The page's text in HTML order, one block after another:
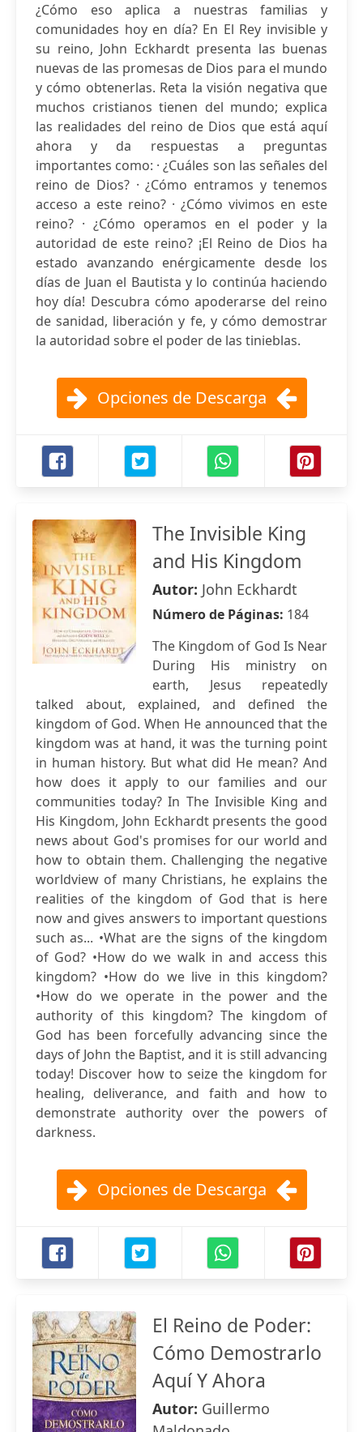
¿Cómo eso aplica a nuestras familias y
comunidades hoy en día? En El Rey invisible y
su reino, John Eckhardt presenta las buenas
nuevas de las promesas de Dios para el mundo
y cómo obtenerlas. Reta la visión negativa que
muchos cristianos tienen del mundo; explica
las realidades del reino de Dios que está aquí
ahora y da respuestas a preguntas
importantes como: · ¿Cuáles son las señales del
reino de Dios? · ¿Cómo entramos y tenemos
acceso a este reino? · ¿Cómo vivimos en este
reino? · ¿Cómo operamos en el poder y la
autoridad de este reino? ¡El Reino de Dios ha
estado avanzando enérgicamente desde los
días de Juan el Bautista y lo continúa haciendo
hoy día! Descubra cómo apoderarse del reino
de sanidad, liberación y fe, y cómo demostrar
la autoridad sobre el poder de las tinieblas.
Opciones de Descarga
The Invisible King
and His Kingdom
Autor: John Eckhardt
Número de Páginas: 184
The Kingdom of God Is Near
During His ministry on
earth, Jesus repeatedly
talked about, explained, and defined the
kingdom of God. When He announced that the
kingdom was at hand, it was the turning point
in human history. But what did He mean? And
how does it apply to our families and our
communities today? In The Invisible King and
His Kingdom, John Eckhardt presents the good
news about God's promises for our world and
how to obtain them. Challenging the negative
worldview of many Christians, he explains the
realities of the kingdom of God that is here
now and gives answers to important questions
such as... •What are the signs of the kingdom
of God? •How do we walk in and access this
kingdom? •How do we live in this kingdom?
•How do we operate in the power and the
authority of this kingdom? The kingdom of
God has been forcefully advancing since the
days of John the Baptist, and it is still advancing
today! Discover how to seize the kingdom for
healing, deliverance, and faith and how to
demonstrate authority over the powers of
darkness.
Opciones de Descarga
El Reino de Poder:
Cómo Demostrarlo
Aquí Y Ahora
Autor: Guillermo